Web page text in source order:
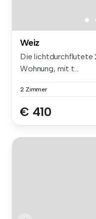
Weiz
Die
Wohnung, mit t...
2 Zimmer
€ 410